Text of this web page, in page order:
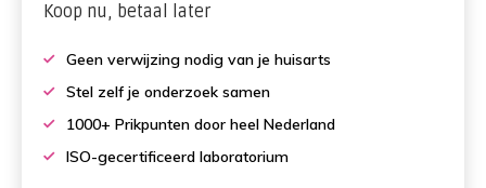
Koop nu, betaal later
Geen verwijzing nodig van je huisarts
Stel zelf je onderzoek samen
1000+ Prikpunten door heel Nederland
ISO-gecertificeerd laboratorium